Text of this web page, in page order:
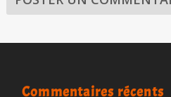
Commentaires récents